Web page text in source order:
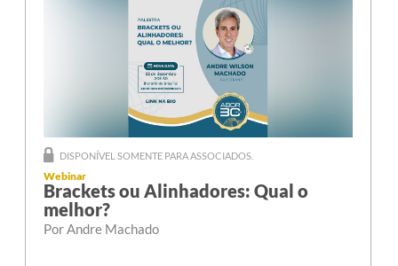
DISPONÍVEL SOMENTE PARA ASSOCIADOS.
Webinar
Brackets ou Alinhadores: Qual o
melhor?
Por Andre Machado